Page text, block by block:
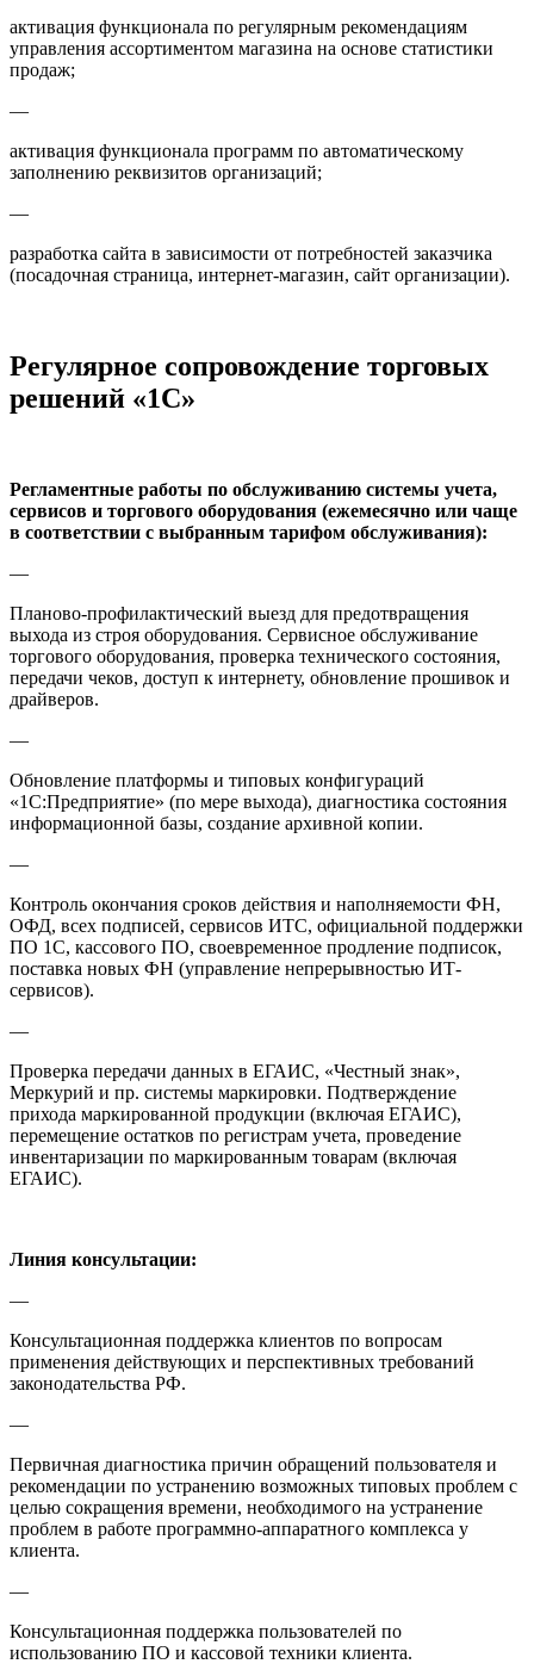
активация функционала по регулярным рекомендациям
управления ассортиментом магазина на основе статистики
продаж;
—
активация функционала программ по автоматическому
заполнению реквизитов организаций;
—
разработка сайта в зависимости от потребностей заказчика
(посадочная страница, интернет-магазин, сайт организации).
Регулярное сопровождение торговых
решений «1С»
Регламентные работы по обслуживанию системы учета,
сервисов и торгового оборудования (ежемесячно или чаще
в соответствии с выбранным тарифом обслуживания):
—
Планово-профилактический выезд для предотвращения
выхода из строя оборудования. Сервисное обслуживание
торгового оборудования, проверка технического состояния,
передачи чеков, доступ к интернету, обновление прошивок и
драйверов.
—
Обновление платформы и типовых конфигураций
«1С:Предприятие» (по мере выхода), диагностика состояния
информационной базы, создание архивной копии.
—
Контроль окончания сроков действия и наполняемости ФН,
ОФД, всех подписей, сервисов ИТС, официальной поддержки
ПО 1С, кассового ПО, своевременное продление подписок,
поставка новых ФН (управление непрерывностью ИТ-
сервисов).
—
Проверка передачи данных в ЕГАИС, «Честный знак»,
Меркурий и пр. системы маркировки. Подтверждение
прихода маркированной продукции (включая ЕГАИС),
перемещение остатков по регистрам учета, проведение
инвентаризации по маркированным товарам (включая
ЕГАИС).
Линия консультации:
—
Консультационная поддержка клиентов по вопросам
применения действующих и перспективных требований
законодательства РФ.
—
Первичная диагностика причин обращений пользователя и
рекомендации по устранению возможных типовых проблем с
целью сокращения времени, необходимого на устранение
проблем в работе программно-аппаратного комплекса у
клиента.
—
Консультационная поддержка пользователей по
использованию ПО и кассовой техники клиента.